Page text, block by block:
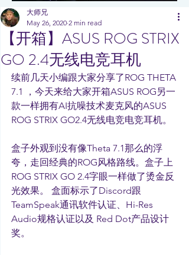
【开箱】ASUS ROG STRIX
GO 2.4无线电竞耳机
大师兄
May 26, 2020 2 min read
续前几天小编跟大家分享了ROG THETA
7.1 ，今天来给大家开箱ASUS ROG另一
款一样拥有AI抗噪技术麦克风的ASUS
ROG STRIX GO2.4无线电竞电竞耳机。
盒子外观到没有像Theta 7.1那么的浮
夸，走回经典的ROG风格路线。盒子上
ROG STRIX GO 2.4字眼一样做了烫金反
光效果。 盒面标示了Discord跟
TeamSpeak通讯软件认证、Hi-Res
Audio规格认证以及 Red Dot产品设计
奖。